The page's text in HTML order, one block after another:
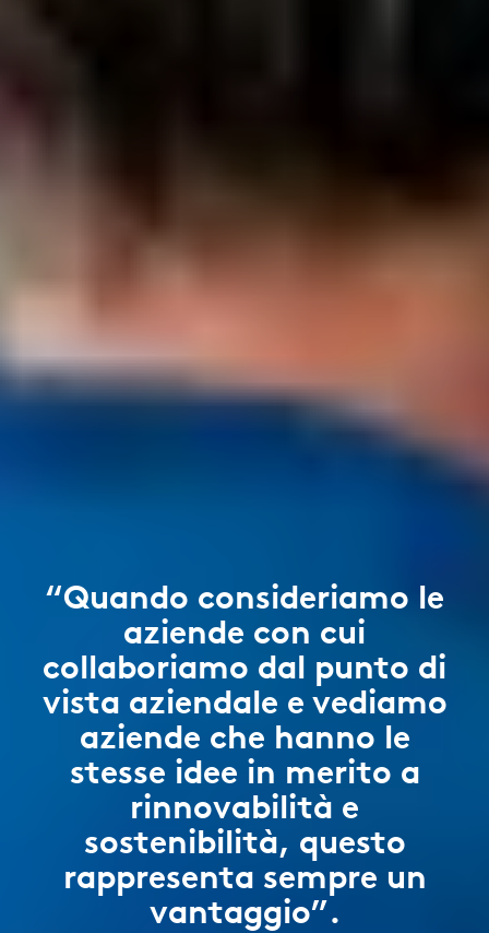
“Quando consideriamo le
aziende con cui
collaboriamo dal punto di
vista aziendale e vediamo
aziende che hanno le
stesse idee in merito a
rinnovabilità e
sostenibilità, questo
rappresenta sempre un
vantaggio”.